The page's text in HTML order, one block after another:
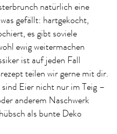
natürlich eine
gefällt: hartgekocht,
es gibt soviele
ewig weitermachen
ist auf jeden Fall
teilen wir gerne mit dir.
Eier nicht nur im Teig –
anderem Naschwerk
als bunte Deko